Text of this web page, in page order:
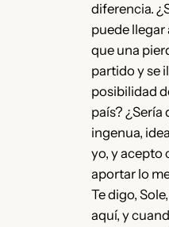
diferencia.
puede llegar
que una
partido y se
posibilidad
país? ¿Sería
ingenua,
yo, y acepto
aportar lo
Te digo,
aquí, y